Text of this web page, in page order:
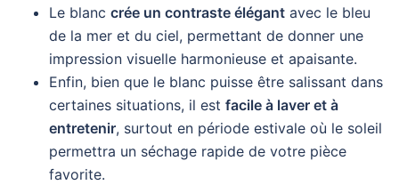
Le blanc crée un contraste élégant avec le bleu
de la mer et du ciel, permettant de donner une
impression visuelle harmonieuse et apaisante.
Enfin, bien que le blanc puisse être salissant dans
certaines situations, il est facile à laver et à
entretenir, surtout en période estivale où le soleil
permettra un séchage rapide de votre pièce
favorite.